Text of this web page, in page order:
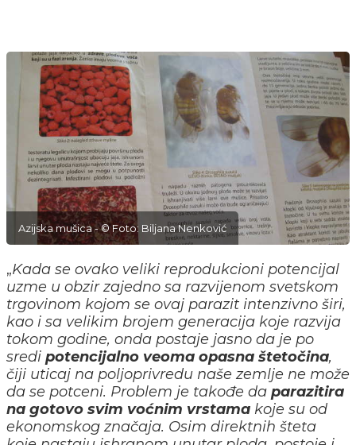
Azijska mušica - © Foto: Biljana Nenković
„Kada se ovako veliki reprodukcioni potencijal
uzme u obzir zajedno sa razvijenom svetskom
trgovinom kojom se ovaj parazit intenzivno širi,
kao i sa velikim brojem generacija koje razvija
tokom godine, onda postaje jasno da je po
sredi potencijalno veoma opasna štetočina,
čiji uticaj na poljoprivredu naše zemlje ne može
da se potceni. Problem je takođe da parazitira
na gotovo svim voćnim vrstama koje su od
ekonomskog značaja. Osim direktnih šteta